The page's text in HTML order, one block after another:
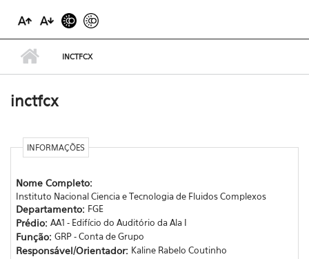
INCTFCX
inctfcx
INFORMAÇÕES
Nome Completo:
Instituto Nacional Ciencia e Tecnologia de Fluidos Complexos
Departamento: FGE
Prédio: AA1 - Edifício do Auditório da Ala I
Função: GRP - Conta de Grupo
Responsável/Orientador: Kaline Rabelo Coutinho